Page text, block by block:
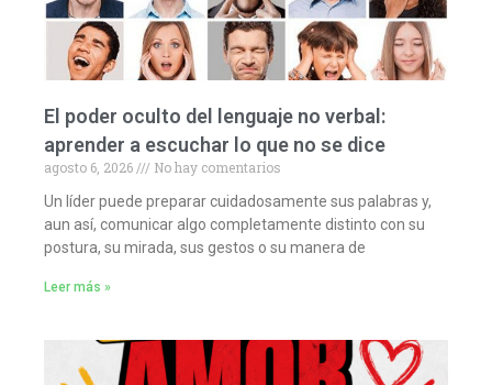
El poder oculto del lenguaje no verbal:
aprender a escuchar lo que no se dice
agosto 6, 2026
No hay comentarios
Un líder puede preparar cuidadosamente sus palabras y,
aun así, comunicar algo completamente distinto con su
postura, su mirada, sus gestos o su manera de
Leer más »